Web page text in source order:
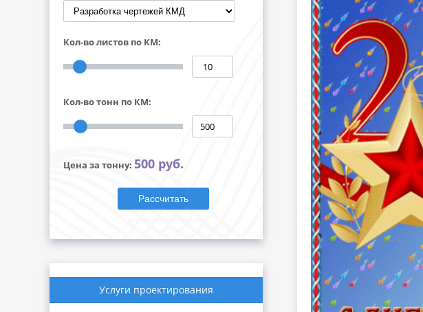
Кол-во листов по КМ:
Кол-во тонн по КМ:
Цена за тонну: 500 руб.
Рассчитать
Услуги проектирования